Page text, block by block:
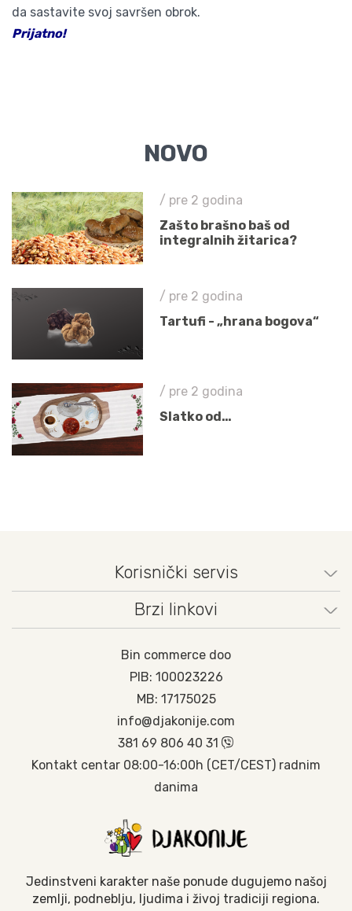
da sastavite svoj savršen obrok.
Prijatno!
NOVO
/ pre 2 godina
Zašto brašno baš od
integralnih žitarica?
/ pre 2 godina
Tartufi - „hrana bogova“
/ pre 2 godina
Slatko od…
Korisnički servis
Brzi linkovi
Bin commerce doo
PIB: 100023226
MB: 17175025
info@djakonije.com
381 69 806 40 31
Kontakt centar 08:00-16:00h (CET/CEST) radnim
danima
Jedinstveni karakter naše ponude dugujemo našoj
zemlji, podneblju, ljudima i živoj tradiciji regiona.